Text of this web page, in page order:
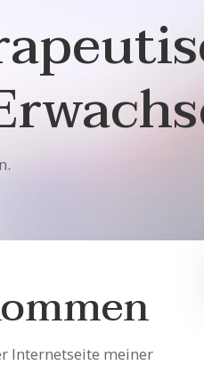
Internetseite meiner